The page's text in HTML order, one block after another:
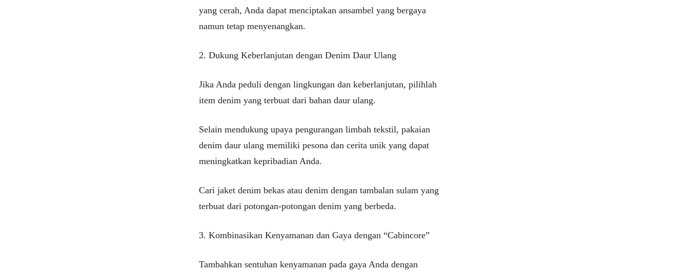
yang cerah, Anda dapat menciptakan ansambel yang bergaya
namun tetap menyenangkan.
2. Dukung Keberlanjutan dengan Denim Daur Ulang
Jika Anda peduli dengan lingkungan dan keberlanjutan, pilihlah
item denim yang terbuat dari bahan daur ulang.
Selain mendukung upaya pengurangan limbah tekstil, pakaian
denim daur ulang memiliki pesona dan cerita unik yang dapat
meningkatkan kepribadian Anda.
Cari jaket denim bekas atau denim dengan tambalan sulam yang
terbuat dari potongan-potongan denim yang berbeda.
3. Kombinasikan Kenyamanan dan Gaya dengan “Cabincore”
Tambahkan sentuhan kenyamanan pada gaya Anda dengan